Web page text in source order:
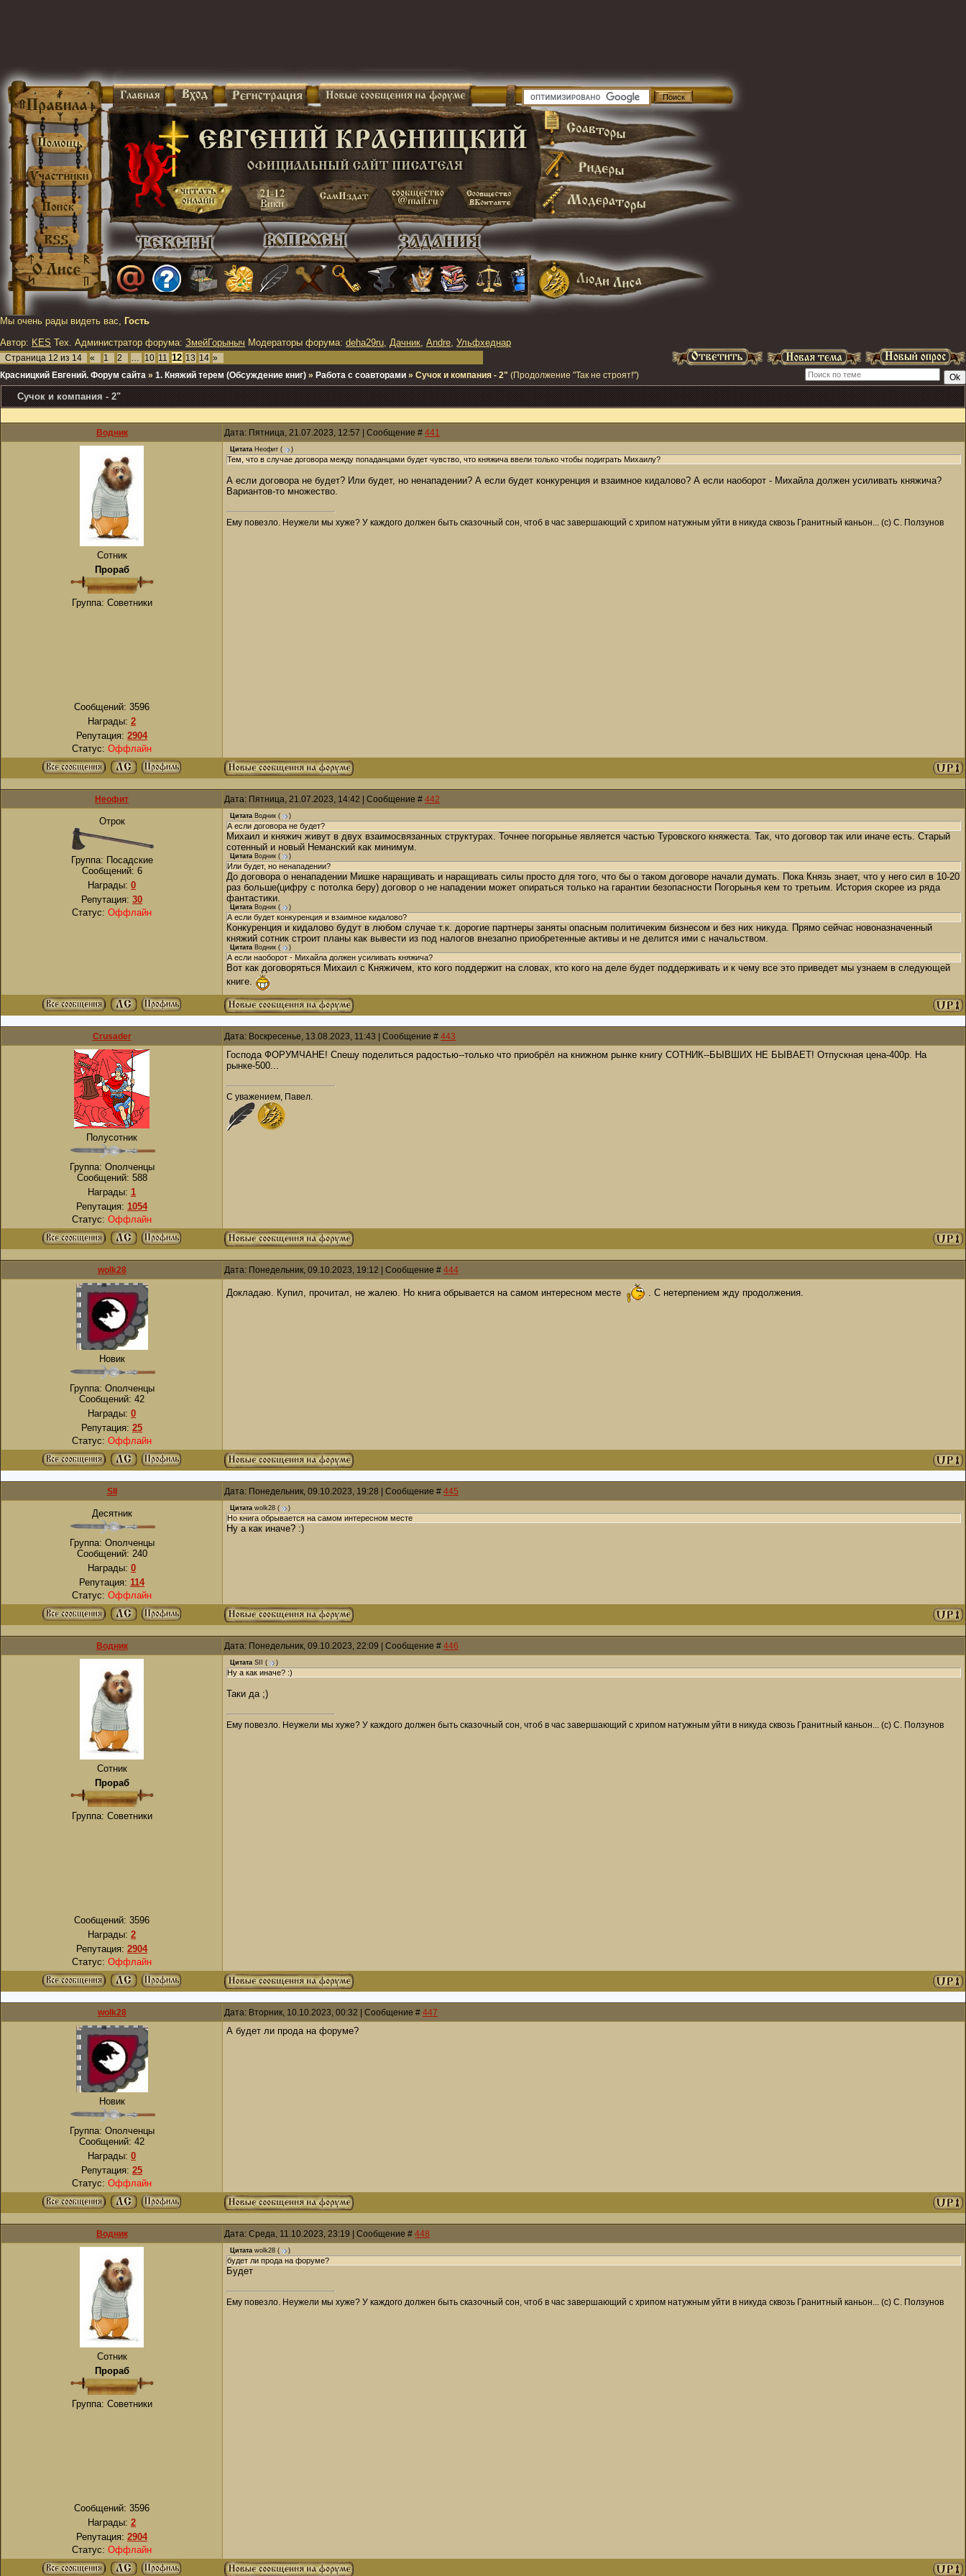
Мы очень рады видеть вас, Гость
Автор: KES Тех. Администратор форума: ЗмейГорыныч Модераторы форума: deha29ru, Дачник, Andre, Ульфхеднар
Страница 12 из 14 « 1 2 … 10 11 12 13 14 »
Красницкий Евгений. Форум сайта » 1. Княжий терем (Обсуждение книг) » Работа с соавторами » Сучок и компания - 2" (Продолжение "Так не строят!")
Сучок и компания - 2"
Водник Дата: Пятница, 21.07.2023, 12:57 | Сообщение # 441
Сотник
Прораб
Группа: Советники
Сообщений: 3596
Награды: 2
Репутация: 2904
Статус: Оффлайн
Цитата Неофит ( )
Тем, что в случае договора между попаданцами будет чувство, что княжича ввели только чтобы подиграть Михаилу?
А если договора не будет? Или будет, но ненападении? А если будет конкуренция и взаимное кидалово? А если наоборот - Михайла должен усиливать княжича?
Вариантов-то множество.
Ему повезло. Неужели мы хуже? У каждого должен быть сказочный сон, чтоб в час завершающий с хрипом натужным уйти в никуда сквозь Гранитный каньон... (с) С. Ползунов
Неофит Дата: Пятница, 21.07.2023, 14:42 | Сообщение # 442
Отрок
Группа: Посадские
Сообщений: 6
Награды: 0
Репутация: 30
Статус: Оффлайн
Цитата Водник ( )
А если договора не будет?
Михаил и княжич живут в двух взаимосвязанных структурах. Точнее погорынье является частью Туровского княжеста. Так, что договор так или иначе есть. Старый
сотенный и новый Неманский как минимум.
Цитата Водник ( )
Или будет, но ненападении?
До договора о ненападении Мишке наращивать и наращивать силы просто для того, что бы о таком договоре начали думать. Пока Князь знает, что у него сил в 10-20
раз больше(цифру с потолка беру) договор о не нападении может опираться только на гарантии безопасности Погорынья кем то третьим. История скорее из ряда
фантастики.
Цитата Водник ( )
А если будет конкуренция и взаимное кидалово?
Конкуренция и кидалово будут в любом случае т.к. дорогие партнеры заняты опасным политичеким бизнесом и без них никуда. Прямо сейчас новоназначенный
княжий сотник строит планы как вывести из под налогов внезапно приобретенные активы и не делится ими с начальством.
Цитата Водник ( )
А если наоборот - Михайла должен усиливать княжича?
Вот как договоряться Михаил с Княжичем, кто кого поддержит на словах, кто кого на деле будет поддерживать и к чему все это приведет мы узнаем в следующей
книге.
Crusader Дата: Воскресенье, 13.08.2023, 11:43 | Сообщение # 443
Полусотник
Группа: Ополченцы
Сообщений: 588
Награды: 1
Репутация: 1054
Статус: Оффлайн
Господа ФОРУМЧАНЕ! Спешу поделиться радостью--только что приобрёл на книжном рынке книгу СОТНИК--БЫВШИХ НЕ БЫВАЕТ! Отпускная цена-400р. На
рынке-500...
С уважением, Павел.
wolk28 Дата: Понедельник, 09.10.2023, 19:12 | Сообщение # 444
Новик
Группа: Ополченцы
Сообщений: 42
Награды: 0
Репутация: 25
Статус: Оффлайн
Докладаю. Купил, прочитал, не жалею. Но книга обрывается на самом интересном месте . С нетерпением жду продолжения.
SII Дата: Понедельник, 09.10.2023, 19:28 | Сообщение # 445
Десятник
Группа: Ополченцы
Сообщений: 240
Награды: 0
Репутация: 114
Статус: Оффлайн
Цитата wolk28 ( )
Но книга обрывается на самом интересном месте
Ну а как иначе? :)
Водник Дата: Понедельник, 09.10.2023, 22:09 | Сообщение # 446
Сотник
Прораб
Группа: Советники
Сообщений: 3596
Награды: 2
Репутация: 2904
Статус: Оффлайн
Цитата SII ( )
Ну а как иначе? :)
Таки да ;)
Ему повезло. Неужели мы хуже? У каждого должен быть сказочный сон, чтоб в час завершающий с хрипом натужным уйти в никуда сквозь Гранитный каньон... (с) С. Ползунов
wolk28 Дата: Вторник, 10.10.2023, 00:32 | Сообщение # 447
Новик
Группа: Ополченцы
Сообщений: 42
Награды: 0
Репутация: 25
Статус: Оффлайн
А будет ли прода на форуме?
Водник Дата: Среда, 11.10.2023, 23:19 | Сообщение # 448
Сотник
Прораб
Группа: Советники
Сообщений: 3596
Награды: 2
Репутация: 2904
Статус: Оффлайн
Цитата wolk28 ( )
будет ли прода на форуме?
Будет
Ему повезло. Неужели мы хуже? У каждого должен быть сказочный сон, чтоб в час завершающий с хрипом натужным уйти в никуда сквозь Гранитный каньон... (с) С. Ползунов